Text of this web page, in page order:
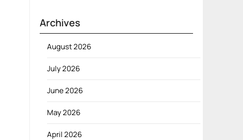
Archives
August 2026
July 2026
June 2026
May 2026
April 2026